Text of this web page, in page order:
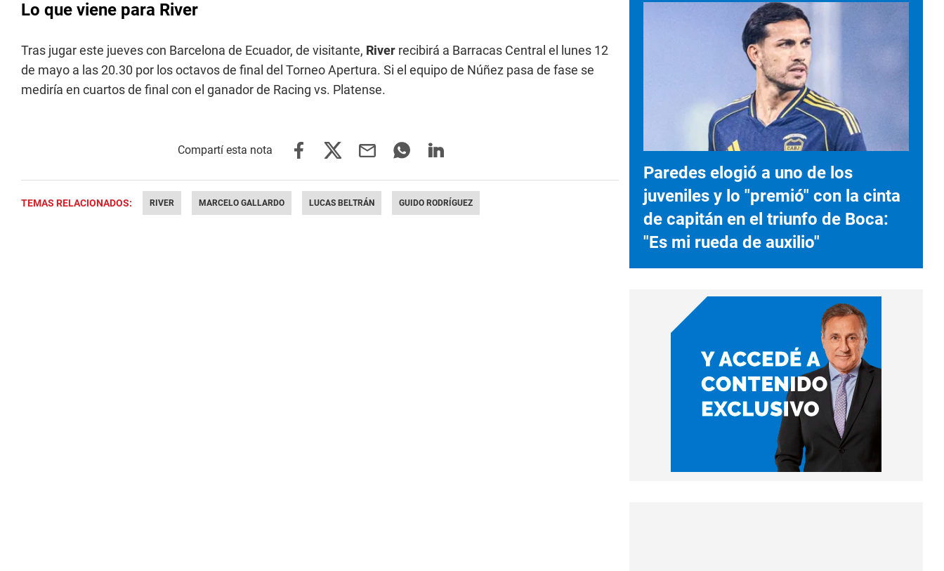
Lo que viene para River
Tras jugar este jueves con Barcelona de Ecuador, de visitante, River recibirá a Barracas Central el lunes 12
de mayo a las 20.30 por los octavos de final del Torneo Apertura. Si el equipo de Núñez pasa de fase se
mediría en cuartos de final con el ganador de Racing vs. Platense.
TEMAS RELACIONADOS: RIVER MARCELO GALLARDO LUCAS BELTRÁN GUIDO RODRÍGUEZ
Paredes elogió a uno de los
juveniles y lo "premió" con la cinta
de capitán en el triunfo de Boca:
"Es mi rueda de auxilio"